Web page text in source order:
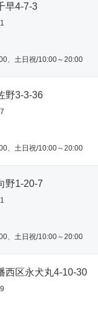
早4-7-3
、土日祝/10:00～20:00
野3-3-36
、土日祝/10:00～20:00
野1-20-7
、土日祝/10:00～20:00
西区永犬丸4-10-30